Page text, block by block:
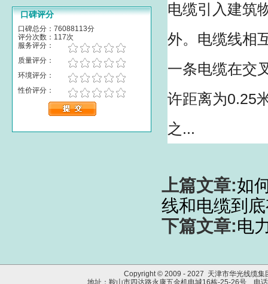
口碑评分
口碑总分：76088113分
评分次数：117次
服务评分：
质量评分：
环境评分：
性价评分：
电缆引入建筑
外。电缆线相
一条电缆在交
许距离为0.25
之...
上篇文章:如
线和电缆到
下篇文章:电
Copyright © 2009 - 2027 天津市华光线缆
地址：鞍山市四达路永康五金机电城16栋-25-26号